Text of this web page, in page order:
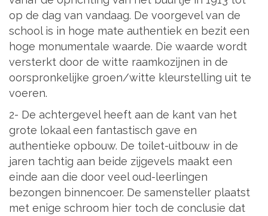
op de dag van vandaag. De voorgevel van de
school is in hoge mate authentiek en bezit een
hoge monumentale waarde. Die waarde wordt
versterkt door de witte raamkozijnen in de
oorspronkelijke groen/witte kleurstelling uit te
voeren.
2- De achtergevel heeft aan de kant van het
grote lokaal een fantastisch gave en
authentieke opbouw. De toilet-uitbouw in de
jaren tachtig aan beide zijgevels maakt een
einde aan die door veel oud-leerlingen
bezongen binnencoer. De samensteller plaatst
met enige schroom hier toch de conclusie dat